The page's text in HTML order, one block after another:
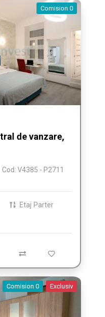
Comision 0
de vanzare,
Cod: V4385 - P2711
Etaj Parter
Comision 0 Exclusiv